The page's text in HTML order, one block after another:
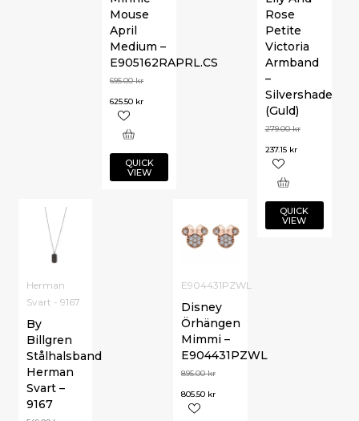
Mouse
April
Medium –
E905162RAPRL.CS
695.00kr
625.50 kr
QUICK
VIEW
Rose
Petite
Victoria
Armband
–
Silvershade
(Guld)
279.00kr
237.15 kr
QUICK
VIEW
Herman
Svart - 9167
By
Billgren
Stålhalsband
Herman
Svart –
9167
E904431PZWL
Disney
Örhängen
Mimmi –
E904431PZWL
895.00kr
805.50 kr